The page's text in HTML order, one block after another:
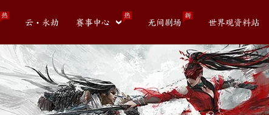
热
云・永劫 赛事中心
热
无间剧场
新
世界观资料站